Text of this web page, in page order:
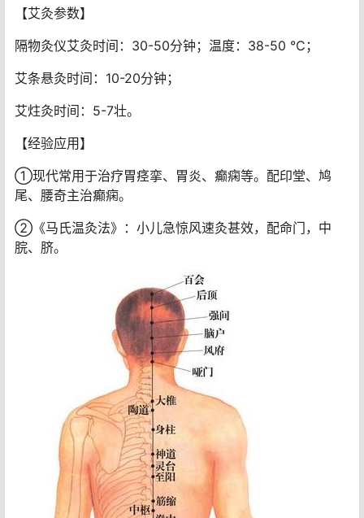
【艾灸参数】
隔物灸仪艾灸时间：30-50分钟；温度：38-50 ℃；
艾条悬灸时间：10-20分钟；
艾炷灸时间：5-7壮。
【经验应用】
①现代常用于治疗胃痉挛、胃炎、癫痫等。配印堂、鸠
尾、腰奇主治癫痫。
②《马氏温灸法》：小儿急惊风速灸甚效，配命门，中
脘、脐。